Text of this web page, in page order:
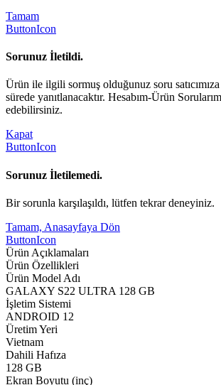
Tamam
ButtonIcon
Sorunuz İletildi.
Ürün ile ilgili sormuş olduğunuz soru
sürede yanıtlanacaktır. Hesabım-Ürün
edebilirsiniz.
Kapat
ButtonIcon
Sorunuz İletilemedi.
Bir sorunla karşılaşıldı, lütfen tekrar deneyiniz.
Tamam, Anasayfaya Dön
ButtonIcon
Ürün Açıklamaları
Ürün Özellikleri
Ürün Model Adı
GALAXY S22 ULTRA 128 GB
İşletim Sistemi
ANDROID 12
Üretim Yeri
Vietnam
Dahili Hafıza
128 GB
Ekran Boyutu (inç)